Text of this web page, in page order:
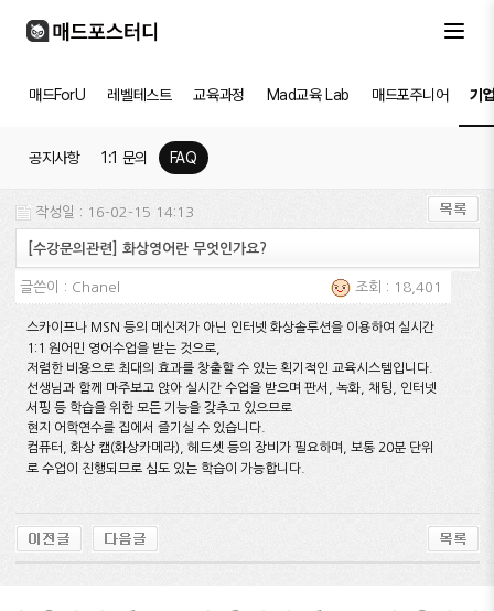
매드ForU 레벨테스트 교육과정 Mad교육 Lab 매드포주니어 기
공지사항 1:1 문의 FAQ
작성일 : 16-02-15 14:13
[수강문의관련] 화상영어란 무엇인가요?
글쓴이 : Chanel 조회 : 18,401
스카이프나 MSN 등의 메신저가 아닌 인터넷 화상솔루션을 이용하여 실시간
1:1 원어민 영어수업을 받는 것으로,
저렴한 비용으로 최대의 효과를 창출할 수 있는 획기적인 교육시스템입니다.
선생님과 함께 마주보고 앉아 실시간 수업을 받으며 판서, 녹화, 채팅, 인터넷
서핑 등 학습을 위한 모든 기능을 갖추고 있으므로
현지 어학연수를 집에서 즐기실 수 있습니다.
컴퓨터, 화상 캠(화상카메라), 헤드셋 등의 장비가 필요하며, 보통 20분 단위
로 수업이 진행되므로 심도 있는 학습이 가능합니다.